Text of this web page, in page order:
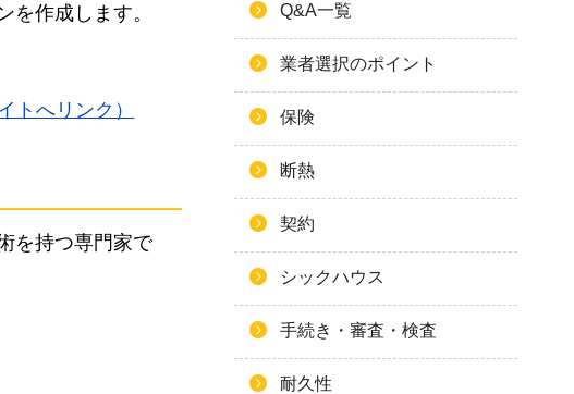
作成します。
トへリンク）
を持つ専門家で
Q&A一覧
業者選択のポイント
保険
断熱
契約
シックハウス
手続き・審査・検査
耐久性